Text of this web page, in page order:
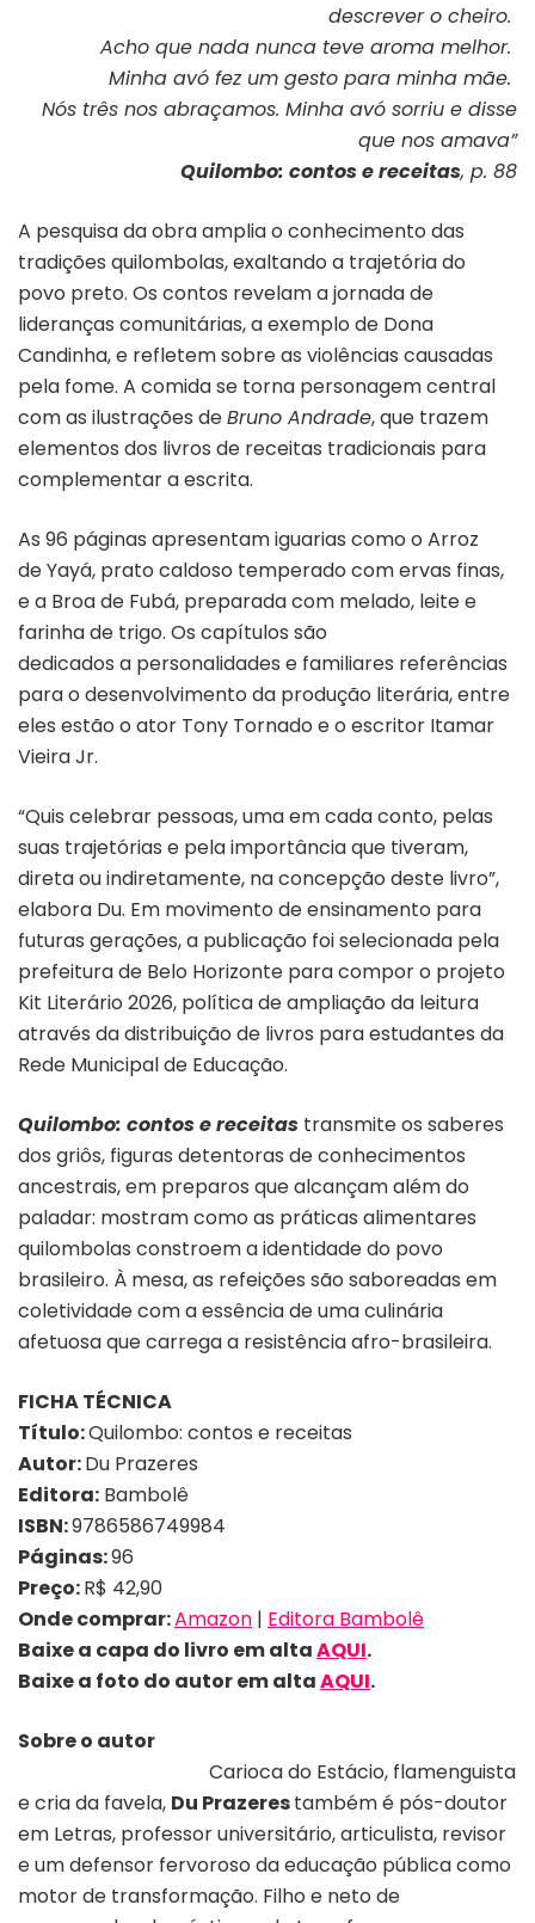
descrever o cheiro.
Acho que nada nunca teve aroma melhor.
Minha avó fez um gesto para minha mãe.
Nós três nos abraçamos. Minha avó sorriu e disse
que nos amava”
Quilombo: contos e receitas, p. 88
A pesquisa da obra amplia o conhecimento das
tradições quilombolas, exaltando a trajetória do
povo preto. Os contos revelam a jornada de
lideranças comunitárias, a exemplo de Dona
Candinha, e refletem sobre as violências causadas
pela fome. A comida se torna personagem central
com as ilustrações deBruno Andrade, que trazem
elementos dos livros de receitas tradicionais para
complementar a escrita.
As 96 páginas apresentam iguarias como o Arroz
de Yayá, prato caldoso temperado com ervas finas,
e a Broa de Fubá, preparada com melado, leite e
farinha de trigo. Os capítulos são
dedicados a personalidades e familiares referências
para o desenvolvimento da produção literária, entre
eles estão o ator Tony Tornado e o escritor Itamar
Vieira Jr.
“Quis celebrar pessoas, uma em cada conto, pelas
suas trajetórias e pela importância que tiveram,
direta ou indiretamente, na concepção deste livro”,
elabora Du. Em movimento de ensinamento para
futuras gerações, a publicação foi selecionada pela
prefeitura de Belo Horizonte para compor o projeto
Kit Literário 2026, política de ampliação da leitura
através da distribuição de livros para estudantes da
Rede Municipal de Educação.
Quilombo: contos e receitas transmite os saberes
dos griôs, figuras detentoras de conhecimentos
ancestrais, em preparos que alcançam além do
paladar: mostram como as práticas alimentares
quilombolas constroem a identidade do povo
brasileiro. À mesa, as refeições são saboreadas em
coletividade com a essência de uma culinária
afetuosa que carrega a resistência afro-brasileira.
FICHA TÉCNICA
Título:Quilombo: contos e receitas
Autor:Du Prazeres
Editora: Bambolê
ISBN:9786586749984
Páginas:96
Preço:R$ 42,90
Onde comprar:Amazon | Editora Bambolê
Baixe a capa do livro em altaAQUI.
Baixe a foto do autor em altaAQUI.
Sobre o autor
Carioca do Estácio, flamenguista
e cria da favela, Du Prazerestambém é pós-doutor
em Letras, professor universitário, articulista, revisor
e um defensor fervoroso da educação pública como
motor de transformação. Filho e neto de